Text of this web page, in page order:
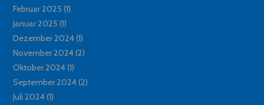
Februar 2025 (1)
Januar 2025 (1)
Dezember 2024(1)
November 2024(2)
Oktober 2024(1)
September 2024(2)
Juli 2024(1)